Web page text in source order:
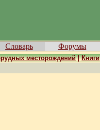
Словарь Форумы
месторождений|Книги